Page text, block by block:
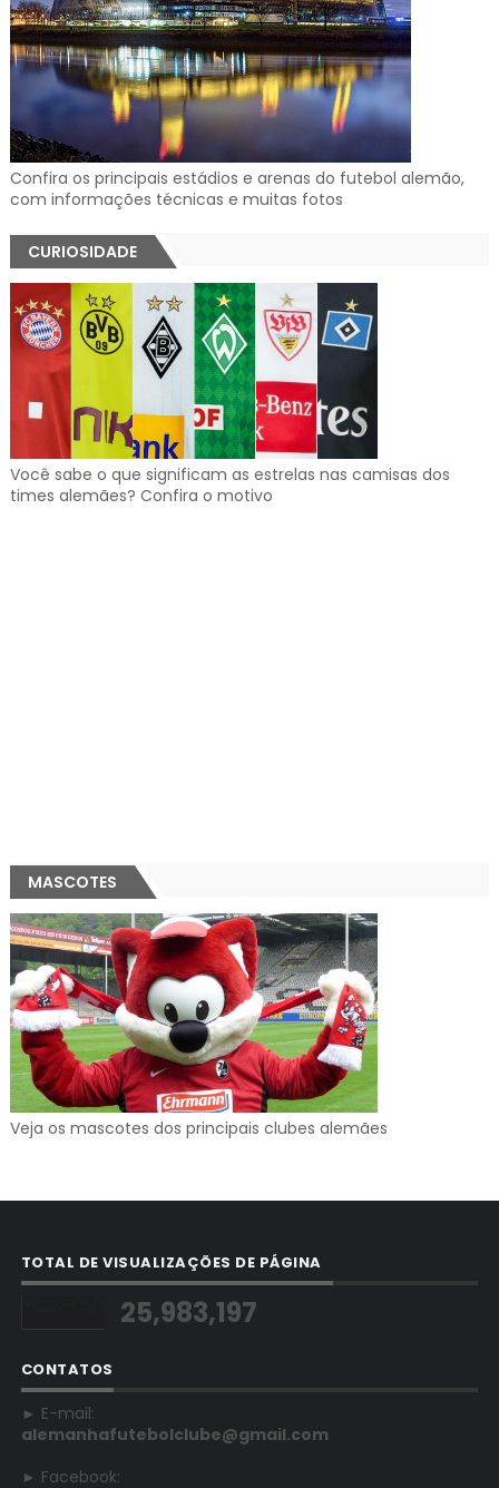
Confira os principais estádios e arenas do futebol alemão,
com informações técnicas e muitas fotos
CURIOSIDADE
Você sabe o que significam as estrelas nas camisas dos
times alemães? Confira o motivo
MASCOTES
Veja os mascotes dos principais clubes alemães
TOTAL DE VISUALIZAÇÕES DE PÁGINA
25,983,197
CONTATOS
► E-mail:
alemanhafutebolclube@gmail.com
► Facebook: